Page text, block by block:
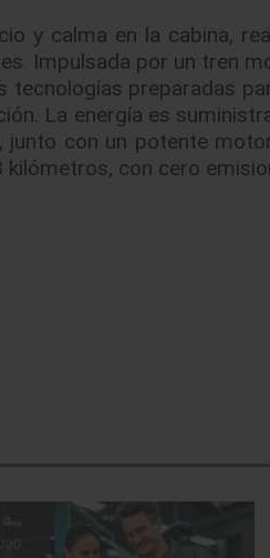
y calma en la cabina,
Impulsada por un tren
tecnologías preparadas
La energía es
con un potente
con cero